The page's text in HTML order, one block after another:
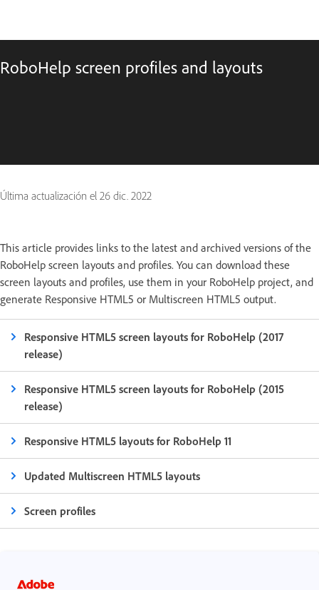
RoboHelp screen profiles and layouts
Última actualización el 26 dic. 2022
This article provides links to the latest and archived versions of the
RoboHelp screen layouts and profiles. You can download these
screen layouts and profiles, use them in your RoboHelp project, and
generate Responsive HTML5 or Multiscreen HTML5 output.
Responsive HTML5 screen layouts for RoboHelp (2017
release)
Responsive HTML5 screen layouts for RoboHelp (2015
release)
Responsive HTML5 layouts for RoboHelp 11
Updated Multiscreen HTML5 layouts
Screen profiles